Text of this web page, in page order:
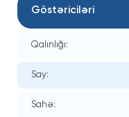
Göstəriciləri
Qalınlığı:
Say:
Sahə: